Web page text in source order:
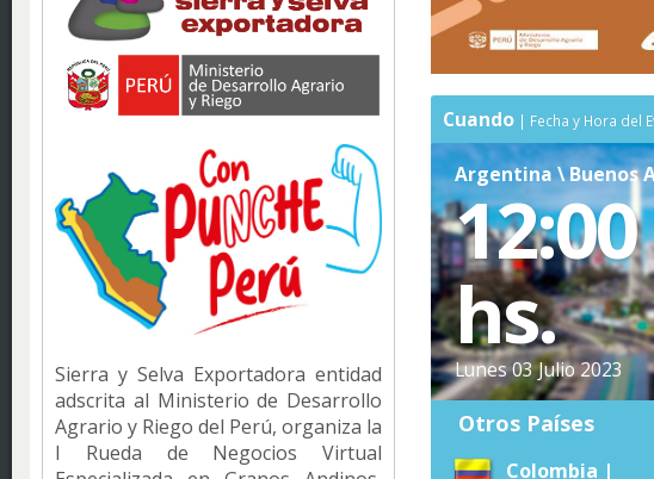
Sierra y Selva Exportadora entidad
adscrita al Ministerio de Desarrollo
Agrario y Riego del Perú, organiza la
I Rueda de Negocios Virtual
Cuando Fecha y Hora del
Argentina \ Buenos
hs.
Lunes 03 Julio 2023
Otros Países
Colombia |